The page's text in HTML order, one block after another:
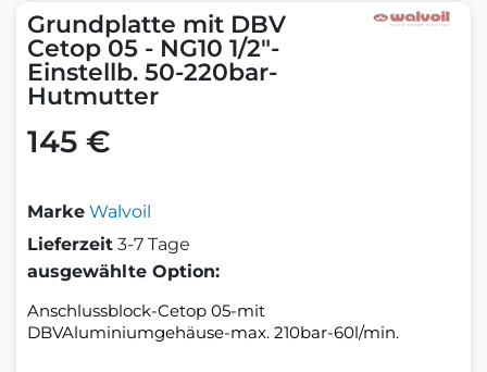
Grundplatte mit DBV
Cetop 05 - NG10 1/2"-
Einstellb. 50-220bar-
Hutmutter
145 €
Marke Walvoil
Lieferzeit 3-7 Tage
ausgewählte Option:
Anschlussblock-Cetop 05-mit
DBVAluminiumgehäuse-max. 210bar-60l/min.